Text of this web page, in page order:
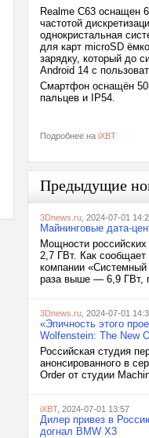
Realme C63 оснащен
частотой
однокристальная
для карт microSD
зарядку, который до
Android 14 с
Смартфон оснащён
пальцев и IP54.
Подробнее на iXBT
Предыдущие
3Dnews.ru , 2024-07-01
Майнинговые дата-
Мощности российских
2,7 ГВт. Как
компании «Системный
раза выше — 6,9 ГВт,
3Dnews.ru , 2024-07-01
«Эпичность этого
Wolfenstein: The New
Российская студия
анонсированного в
Order от студии
iXBT, 2024-07-01 13:57
Дилер привез в
догнал BMW X3